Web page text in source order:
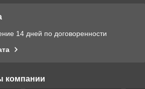
14 дней по договоренности
компании